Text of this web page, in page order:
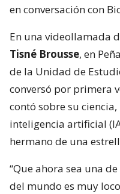
en conversación con
En una videollamada
Tisné Brousse, en
de la Unidad de
conversó por primera
contó sobre su
inteligencia artificial
hermano de una
“Que ahora sea una
del mundo es muy